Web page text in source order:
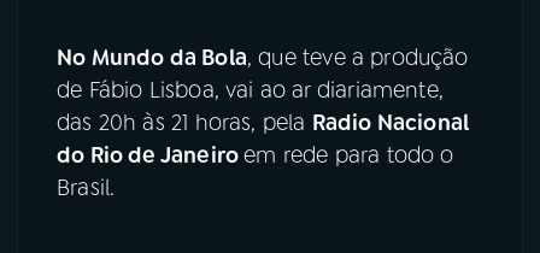
No Mundo da Bola, que teve a produção
de Fábio Lisboa, vai ao ar diariamente,
das 20h às 21 horas, pela Radio Nacional
do Rio de Janeiroem rede para todo o
Brasil.